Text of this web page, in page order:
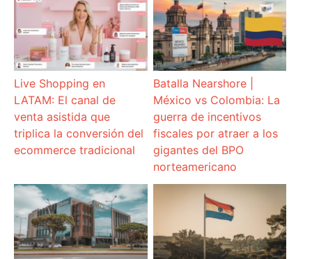
Live Shopping en
LATAM: El canal de
venta asistida que
triplica la conversión del
ecommerce tradicional
Batalla Nearshore |
México vs Colombia: La
guerra de incentivos
fiscales por atraer a los
gigantes del BPO
norteamericano